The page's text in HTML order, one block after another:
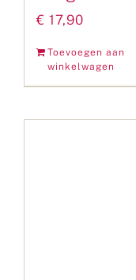
€ 17,90
Toevoegen aan
winkelwagen